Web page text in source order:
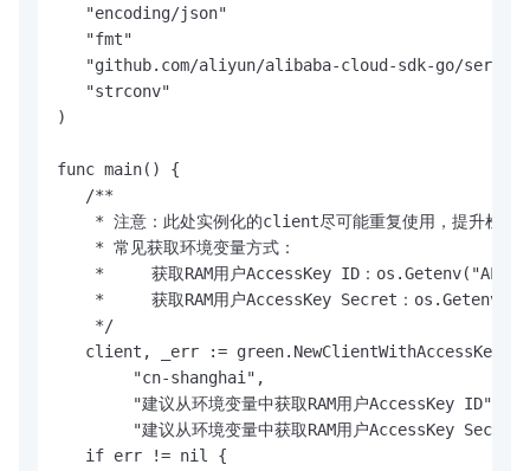
   "encoding/json"
   "fmt"
"github.com/aliyun/alibaba-cloud-sdk-go/
   "strconv"
)
func main() {
   /**
* 注意：此处实例化的client尽可能重复使用，提升检测
    * 常见获取环境变量方式：
*     获取RAM用户AccessKey ID：
*     获取RAM用户AccessKey Secret：
    */
   client, _err := green.NewClientWithAccessKey(
        "cn-shanghai",
        "建议从环境变量中获取RAM用户AccessKey ID",
"建议从环境变量中获取RAM用户AccessKey
   if err != nil {